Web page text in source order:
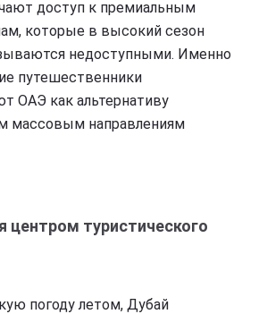
доступ к премиальным
которые в высокий сезон
недоступными. Именно
путешественники
ОАЭ как альтернативу
массовым направлениям
центром туристического
погоду летом, Дубай